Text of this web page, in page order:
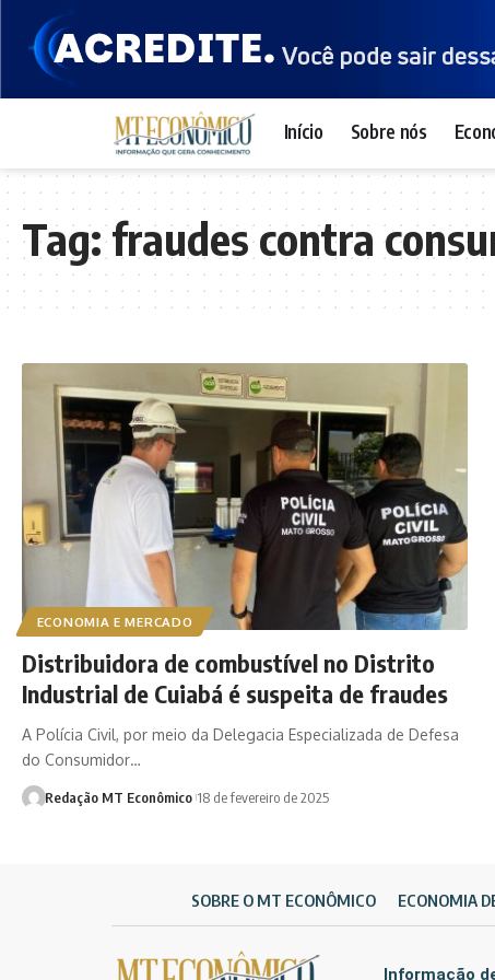
Início Sobre nós
Tag:fraudes contra
ECONOMIA E MERCADO
Distribuidora de combustível no Distrito
Industrial de Cuiabá é suspeita de fraudes
A Polícia Civil, por meio da Delegacia Especializada de Defesa
do Consumidor…
Redação MT Econômico 18 de fevereiro de 2025
SOBRE O MT ECONÔMICO ECONOMIA
Informação